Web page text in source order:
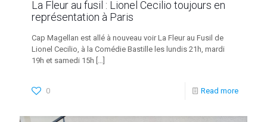
La Fleur au fusil : Lionel Cecilio toujours en
représentation à Paris
Cap Magellan est allé à nouveau voir La Fleur au Fusil de
Lionel Cecilio, à la Comédie Bastille les lundis 21h, mardi
19h et samedi 15h […]
0 Read more